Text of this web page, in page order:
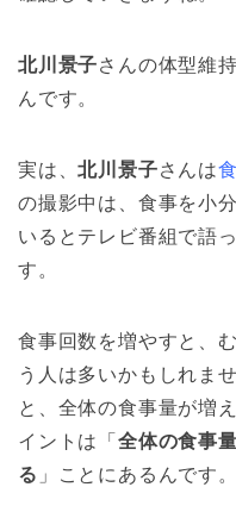
北川景子さんの体型維
んです。
実は、北川景子さんは
の撮影中は、食事を小
いるとテレビ番組で語
す。
食事回数を増やすと、
う人は多いかもしれま
と、全体の食事量が増
イントは「 全体の食事
る 」ことにあるんです。